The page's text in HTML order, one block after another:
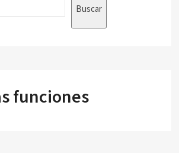
Buscar
funciones